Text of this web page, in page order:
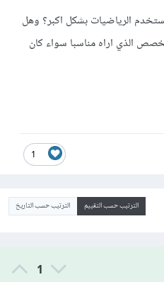
الرياضيات بشكل اكبر؟ وهل
الذي اراه مناسبا سواء كان
1
الترتيب حسب التقييم الترتيب حسب التاريخ
1